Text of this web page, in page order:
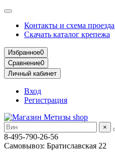
Контакты и схема проезда
Скачать каталог крепежа
Избранное0
Сравнение0
Личный кабинет
Вход
Регистрация
×
8-495-790-26-56
Самовывоз: Братиславская 22